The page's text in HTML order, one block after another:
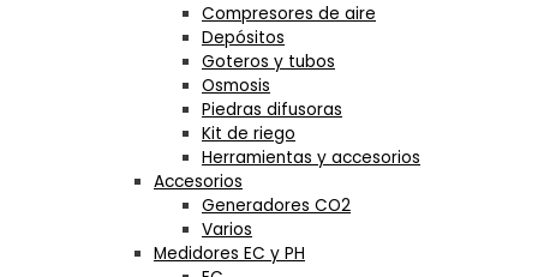
Compresores de aire
Depósitos
Goteros y tubos
Osmosis
Piedras difusoras
Kit de riego
Herramientas y accesorios
Accesorios
Generadores CO2
Varios
Medidores EC y PH